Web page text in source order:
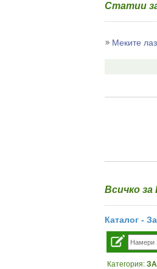
Статии
Меките
Всичко
Каталог -
Категория: